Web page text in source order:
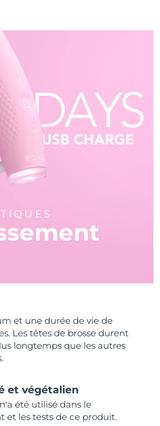
et une durée de vie de
Les têtes de brosse durent
longtemps que les autres
et végétalien
été utilisé dans le
et les tests de ce produit.